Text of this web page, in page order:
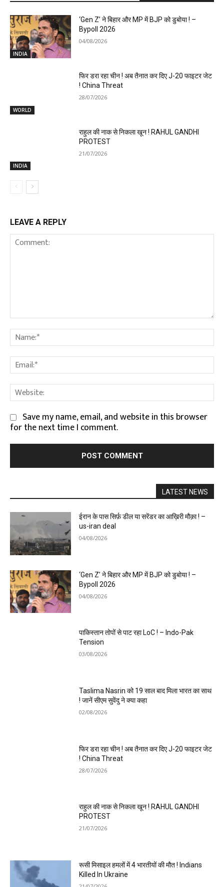
INDIA
‘Gen Z’ ने बिहार और MP में BJP को डुबोया ! –
Bypoll 2026
04/08/2026
WORLD
फिर डरा रहा चीन ! अब तैनात कर दिए J-20 फाइटर जेट
! China Threat
28/07/2026
INDIA
राहुल की नाक से निकला खून ! RAHUL GANDHI
PROTEST
21/07/2026
LEAVE A REPLY
Comment:
Save my name, email, and website in this browser
for the next time I comment.
LATEST NEWS
ईरान के पास सिर्फ़ डील या सरेंडर का आख़िरी मौक़ा ! –
us-iran deal
04/08/2026
‘Gen Z’ ने बिहार और MP में BJP को डुबोया ! –
Bypoll 2026
04/08/2026
पाकिस्तान तोपों से पाट रहा LoC ! – Indo-Pak
Tension
03/08/2026
Taslima Nasrin को 19 साल बाद मिला भारत का साथ
! जानें सीएम सुवेंदु ने क्या कहा
02/08/2026
फिर डरा रहा चीन ! अब तैनात कर दिए J-20 फाइटर जेट
! China Threat
28/07/2026
राहुल की नाक से निकला खून ! RAHUL GANDHI
PROTEST
21/07/2026
रूसी मिसाइल हमलों में 4 भारतीयों की मौत ! Indians
Killed In Ukraine